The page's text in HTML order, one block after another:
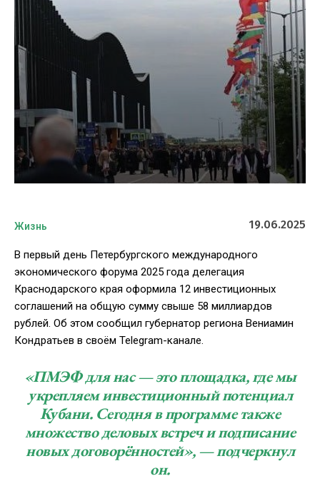
Жизнь 19.06.2025
В первый день Петербургского международного
экономического форума 2025 года делегация
Краснодарского края оформила 12 инвестиционных
соглашений на общую сумму свыше 58 миллиардов
рублей. Об этом сообщил губернатор региона Вениамин
Кондратьев в своём Telegram-канале.
«ПМЭФ для нас — это площадка, где мы
укрепляем инвестиционный потенциал
Кубани. Сегодня в программе также
множество деловых встреч и подписание
новых договорённостей», — подчеркнул
он.